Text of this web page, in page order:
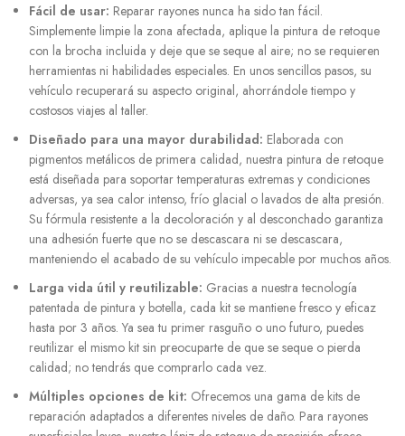
Fácil de usar: Reparar rayones nunca ha sido tan fácil.
Simplemente limpie la zona afectada, aplique la pintura de retoque
con la brocha incluida y deje que se seque al aire; no se requieren
herramientas ni habilidades especiales. En unos sencillos pasos, su
vehículo recuperará su aspecto original, ahorrándole tiempo y
costosos viajes al taller.
Diseñado para una mayor durabilidad: Elaborada con
pigmentos metálicos de primera calidad, nuestra pintura de retoque
está diseñada para soportar temperaturas extremas y condiciones
adversas, ya sea calor intenso, frío glacial o lavados de alta presión.
Su fórmula resistente a la decoloración y al desconchado garantiza
una adhesión fuerte que no se descascara ni se descascara,
manteniendo el acabado de su vehículo impecable por muchos años.
Larga vida útil y reutilizable: Gracias a nuestra tecnología
patentada de pintura y botella, cada kit se mantiene fresco y eficaz
hasta por 3 años. Ya sea tu primer rasguño o uno futuro, puedes
reutilizar el mismo kit sin preocuparte de que se seque o pierda
calidad; no tendrás que comprarlo cada vez.
Múltiples opciones de kit: Ofrecemos una gama de kits de
reparación adaptados a diferentes niveles de daño. Para rayones